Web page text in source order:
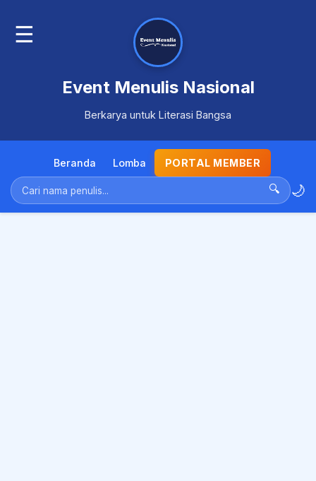
☰
Event Menulis Nasional
Berkarya untuk Literasi Bangsa
Beranda Lomba PORTAL MEMBER
🔍 🌙